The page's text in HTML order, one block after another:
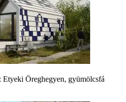
Etyeki Öreghegyen, gyümölcsfá